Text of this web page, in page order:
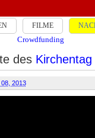
FILME
Crowdfunding
des Kirchentag
2013